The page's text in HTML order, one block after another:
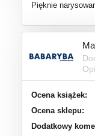
Pięknie
Ocena książek:
Ocena sklepu:
Dodatkowy